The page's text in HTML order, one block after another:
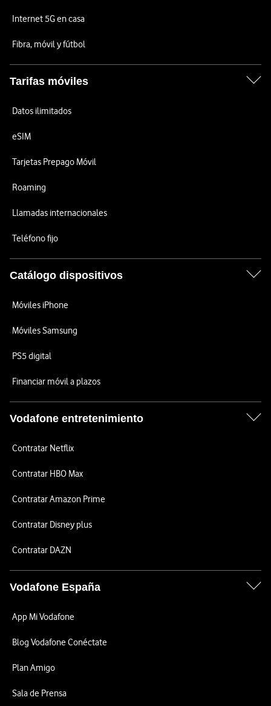
Internet 5G en casa
Fibra, móvil y fútbol
Tarifas móviles
Datos ilimitados
eSIM
Tarjetas Prepago Móvil
Roaming
Llamadas internacionales
Teléfono fijo
Catálogo dispositivos
Móviles iPhone
Móviles Samsung
PS5 digital
Financiar móvil a plazos
Vodafone entretenimiento
Contratar Netflix
Contratar HBO Max
Contratar Amazon Prime
Contratar Disney plus
Contratar DAZN
Vodafone España
App Mi Vodafone
Blog Vodafone Conéctate
Plan Amigo
Sala de Prensa